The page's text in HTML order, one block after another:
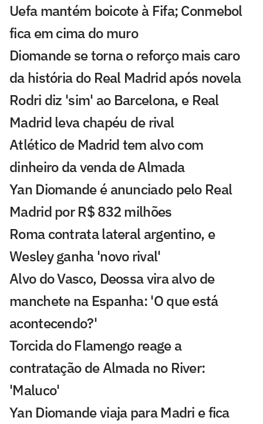
Uefa mantém boicote à Fifa; Conmebol
fica em cima do muro
Diomande se torna o reforço mais caro
da história do Real Madrid após novela
Rodri diz 'sim' ao Barcelona, e Real
Madrid leva chapéu de rival
Atlético de Madrid tem alvo com
dinheiro da venda de Almada
Yan Diomande é anunciado pelo Real
Madrid por R$ 832 milhões
Roma contrata lateral argentino, e
Wesley ganha 'novo rival'
Alvo do Vasco, Deossa vira alvo de
manchete na Espanha: 'O que está
acontecendo?'
Torcida do Flamengo reage a
contratação de Almada no River:
'Maluco'
Yan Diomande viaja para Madri e fica